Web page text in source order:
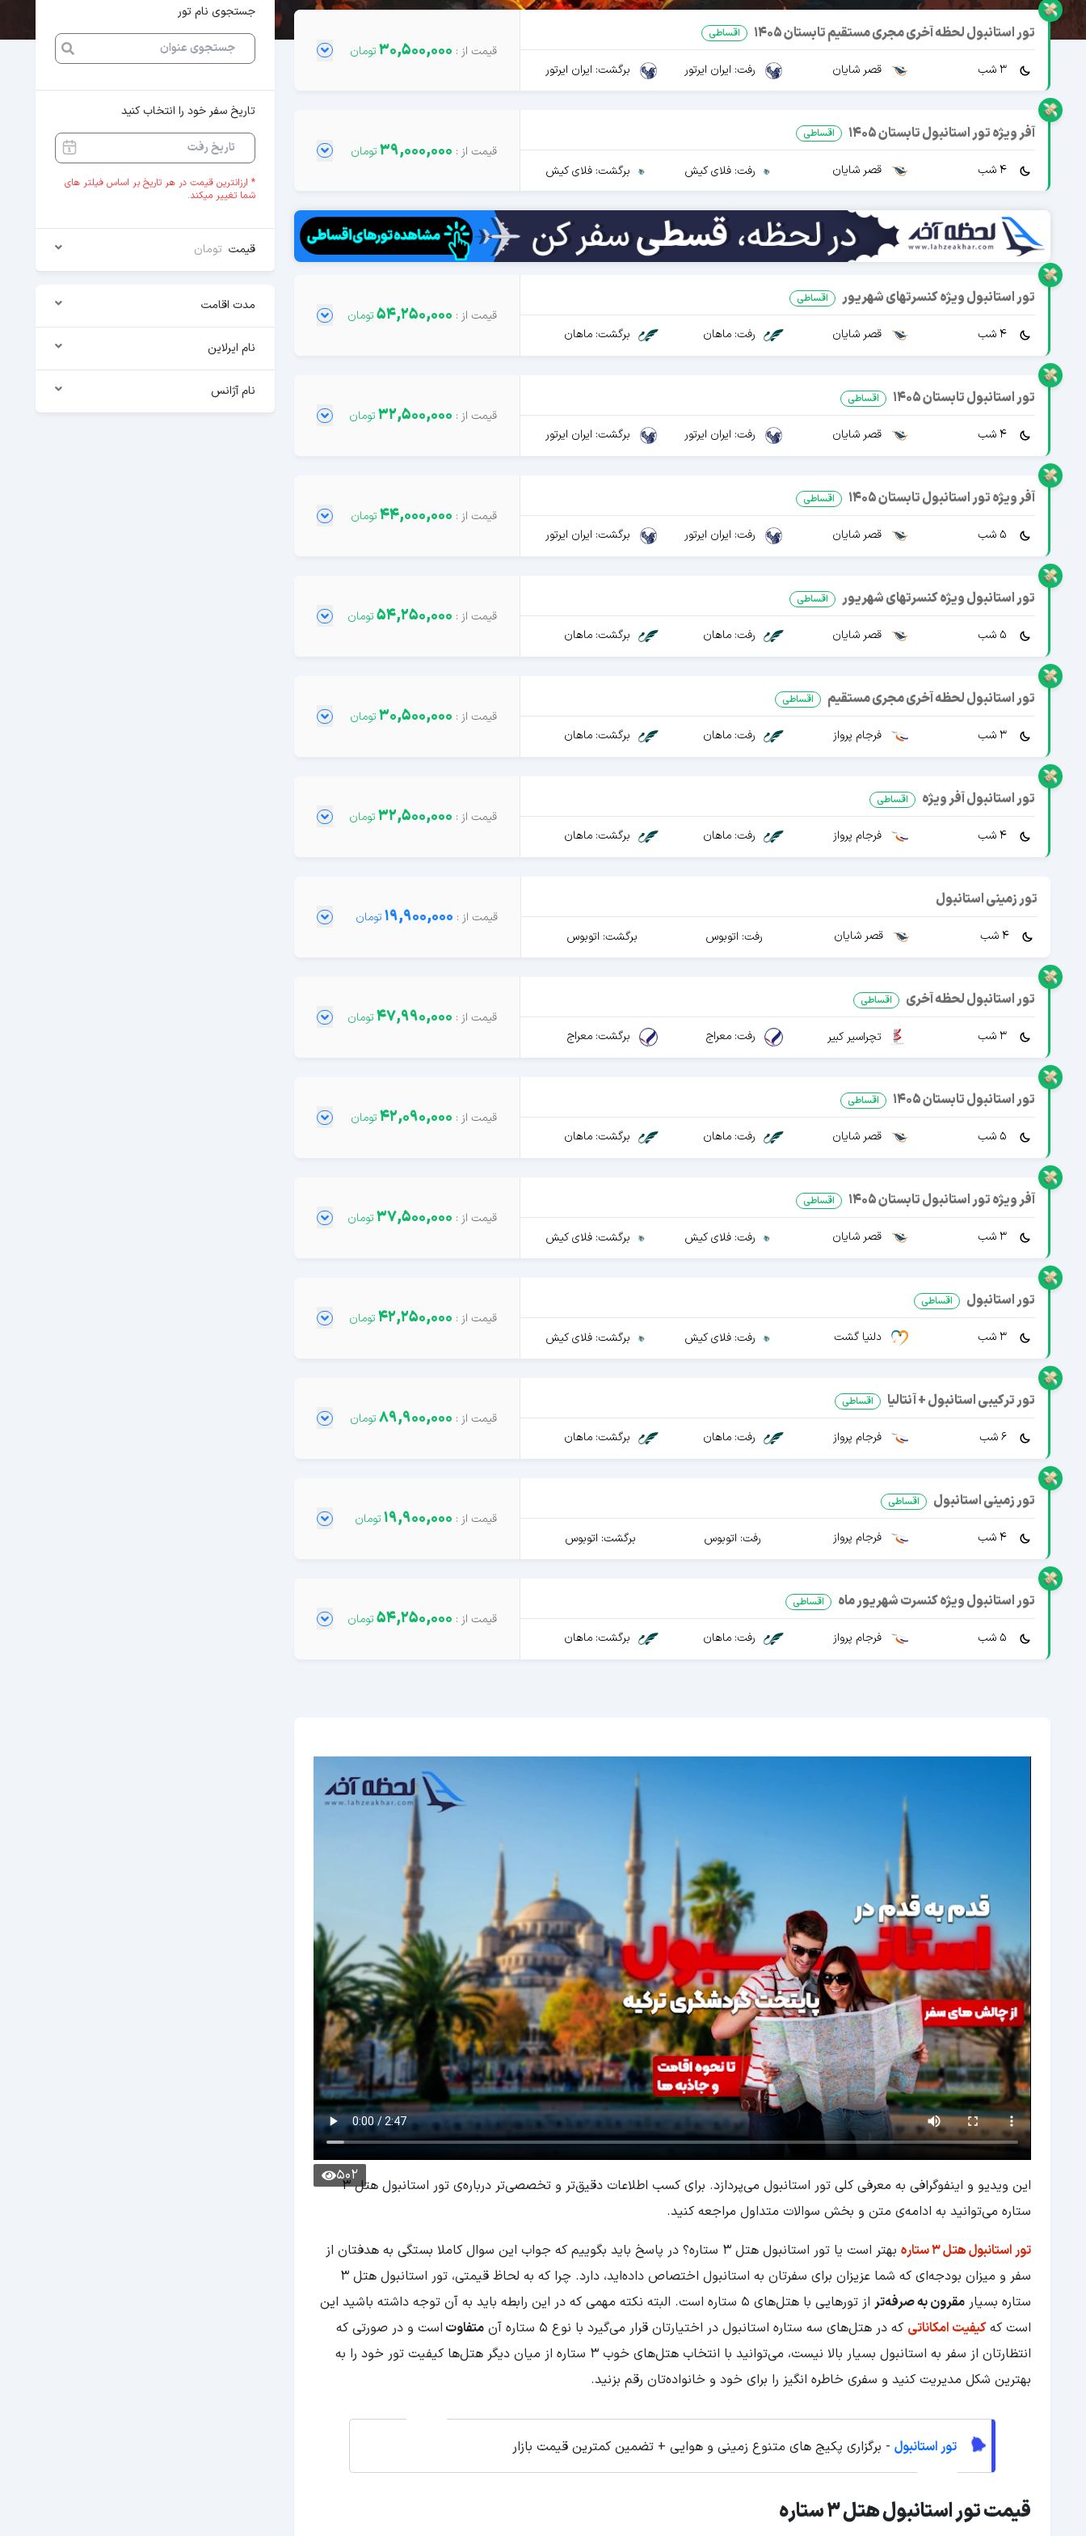
تور استانبول لحظه آخری مجری مستقیم تابستان 1405 اقساطی
قصر شایان رفت: ایران ایرتور برگشت: ایران ایرتور
30,500,000
آفر ویژه تور استانبول تابستان 1405 اقساطی
قصر شایان رفت: فلای کیش برگشت: فلای کیش
39,000,000
تور استانبول ویژه کنسرتهای شهریور اقساطی
قصر شایان رفت: ماهان برگشت: ماهان
54,250,000
تور استانبول تابستان 1405 اقساطی
قصر شایان رفت: ایران ایرتور برگشت: ایران ایرتور
32,500,000
آفر ویژه تور استانبول تابستان 1405 اقساطی
قصر شایان رفت: ایران ایرتور برگشت: ایران ایرتور
44,000,000
تور استانبول ویژه کنسرتهای شهریور اقساطی
قصر شایان رفت: ماهان برگشت: ماهان
54,250,000
تور استانبول لحظه آخری مجری مستقیم اقساطی
فرجام پرواز رفت: ماهان برگشت: ماهان
30,500,000
تور استانبول آفر ویژه اقساطی
فرجام پرواز رفت: ماهان برگشت: ماهان
32,500,000
تور زمینی استانبول
قصر شایان رفت: اتوبوس برگشت: اتوبوس
19,900,000
تور استانبول لحظه آخری اقساطی
تچراسیر کبیر رفت: معراج برگشت: معراج
47,990,000
تور استانبول تابستان 1405 اقساطی
قصر شایان رفت: ماهان برگشت: ماهان
42,090,000
آفر ویژه تور استانبول تابستان 1405 اقساطی
قصر شایان رفت: فلای کیش برگشت: فلای کیش
37,500,000
تور استانبول اقساطی
دلنیا گشت رفت: فلای کیش برگشت: فلای کیش
42,250,000
تور ترکیبی استانبول + آنتالیا اقساطی
فرجام پرواز رفت: ماهان برگشت: ماهان
89,900,000
تور زمینی استانبول اقساطی
فرجام پرواز رفت: اتوبوس برگشت: اتوبوس
19,900,000
تور استانبول ویژه کنسرت شهریور ماه اقساطی
فرجام پرواز رفت: ماهان برگشت: ماهان
54,250,000
جستجوی نام تور
تاریخ سفر خود را انتخاب کنید
* ارزانترین قیمت در هر تاریخ بر اساس فیلتر های
شما تغییر میکند.
قیمت تومان
مدت اقامت
نام ایرلاین
نام آژانس
502
این ویدیو و اینفوگرافی به معرفی کلی تور استانبول می‌پردازد. برای کسب اطلاعات دقیق‌تر و تخصصی‌تر درباره‌ی تور استانبول هتل 3
ستاره می‌توانید به ادامه‌ی متن و بخش سوالات متداول مراجعه کنید.
تور استانبول هتل 3 ستاره
بهتر است یا تور استانبول هتل 3 ستاره؟ در پاسخ باید بگوییم که جواب این سوال کاملا بستگی به هدفتان از
سفر و میزان بودجه‌ای که شما عزیزان برای سفرتان به استانبول اختصاص داده‌اید، دارد. چرا که به لحاظ قیمتی، تور استانبول هتل 3
ستاره بسیار مقرون به صرفه‌تر
از تورهایی با هتل‌های 5 ستاره است. البته نکته مهمی که در این رابطه باید به آن توجه داشته باشید این
است کهکیفیت امکاناتی که در هتل‌های سه ستاره استانبول در اختیارتان قرار می‌گیرد با نوع 5 ستاره آن متفاوت است و در صورتی که
انتظارتان از سفر به استانبول بسیار بالا نیست، می‌توانید با انتخاب هتل‌های خوب 3 ستاره از میان دیگر هتل‌ها کیفیت تور خود را به
بهترین شکل مدیریت کنید و سفری خاطره انگیز را برای خود و خانواده‌تان رقم بزنید.
تور استانبول - برگزاری پکیج های متنوع زمینی و هوایی + تضمین کمترین قیمت بازار
قیمت تور استانبول هتل 3 ستاره